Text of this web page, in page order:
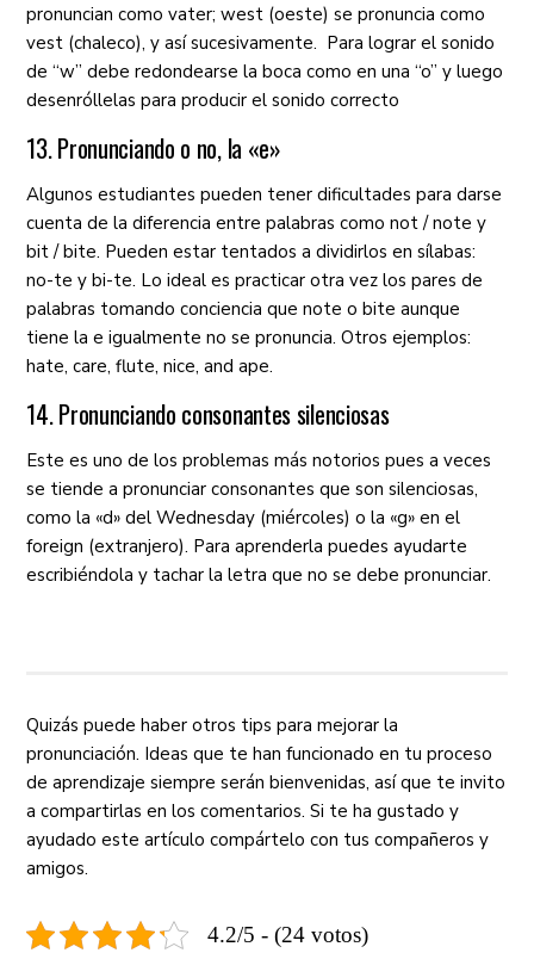
pronuncian como vater; west (oeste) se pronuncia como
vest (chaleco), y así sucesivamente. Para lograr el sonido
de “w” debe redondearse la boca como en una “o” y luego
desenróllelas para producir el sonido correcto
13. Pronunciando o no, la «e»
Algunos estudiantes pueden tener dificultades para darse
cuenta de la diferencia entre palabras como not / note y
bit / bite. Pueden estar tentados a dividirlos en sílabas:
no-te y bi-te. Lo ideal es practicar otra vez los pares de
palabras tomando conciencia que note o bite aunque
tiene la e igualmente no se pronuncia. Otros ejemplos:
hate, care, flute, nice, and ape.
14. Pronunciando consonantes silenciosas
Este es uno de los problemas más notorios pues a veces
se tiende a pronunciar consonantes que son silenciosas,
como la «d» del Wednesday (miércoles) o la «g» en el
foreign (extranjero). Para aprenderla puedes ayudarte
escribiéndola y tachar la letra que no se debe pronunciar.
Quizás puede haber otros tips para mejorar la
pronunciación. Ideas que te han funcionado en tu proceso
de aprendizaje siempre serán bienvenidas, así que te invito
a compartirlas en los comentarios. Si te ha gustado y
ayudado este artículo compártelo con tus compañeros y
amigos.
4.2/5 - (24 votos)